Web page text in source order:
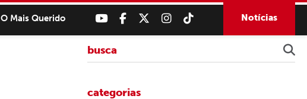
O Mais Querido Notícias
categorias